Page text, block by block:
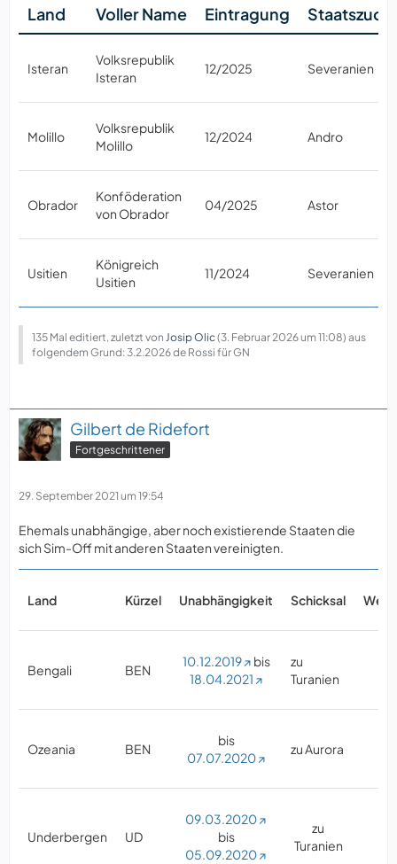
Land Voller Name Eintragung
Isteran
Volksrepublik
Isteran
12/2025 Severanien
Molillo
Volksrepublik
Molillo
12/2024 Andro
Obrador
Konföderation
von Obrador
04/2025 Astor
Usitien
Königreich
Usitien
11/2024 Severanien
135 Mal editiert, zuletzt von Josip Olic(3. Februar 2026 um 11:08) aus
folgendem Grund: 3.2.2026 de Rossi für GN
Gilbert de Ridefort
Fortgeschrittener
29. September 2021 um 19:54
Ehemals unabhängige, aber noch existierende Staaten die
sich Sim-Off mit anderen Staaten vereinigten.
Land Kürzel Unabhängigkeit Schicksal
Bengali BEN
10.12.2019
bis
18.04.2021
zu
Turanien
Ozeania BEN
bis
07.07.2020
zu Aurora
Underbergen UD
09.03.2020
bis
05.09.2020
zu
Turanien